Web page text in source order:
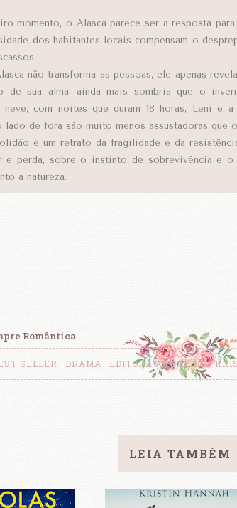
momento, o Alasca parece ser a resposta
dos habitantes locais compensam o
não transforma as pessoas, ele apenas
de sua alma, ainda mais sombria que o
neve, com noites que duram 18 horas, Leni e
lado de fora são muito menos assustadoras que
é um retrato da fragilidade e da
e perda, sobre o instinto de sobrevivência e o
a natureza.
Romântica
SELLER DRAMA EDITORA ARQUEIRO
LEIA TAMBÉM